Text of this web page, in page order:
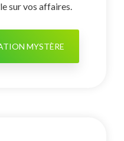
sur vos affaires.
MYSTÈRE